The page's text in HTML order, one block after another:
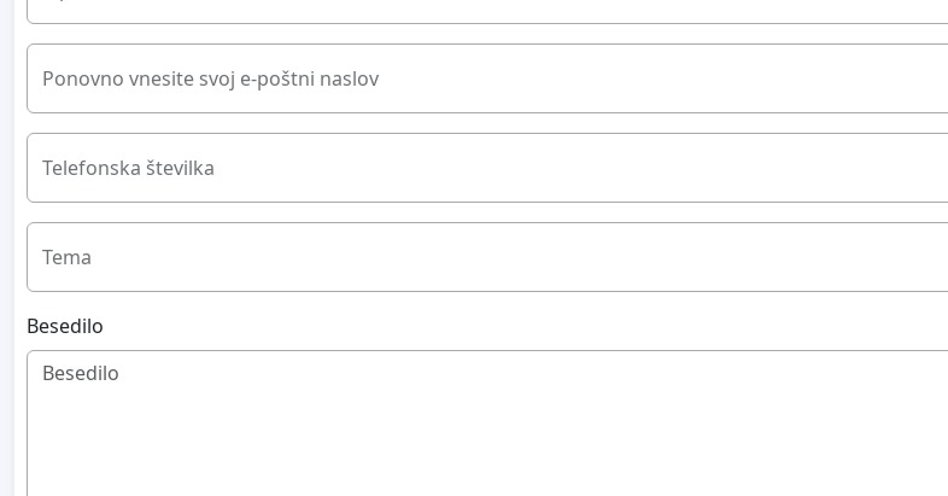
Ponovno vnesite svoj e-poštni naslov
Telefonska številka
Tema
Besedilo